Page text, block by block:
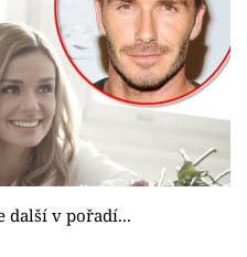
další v pořadí...